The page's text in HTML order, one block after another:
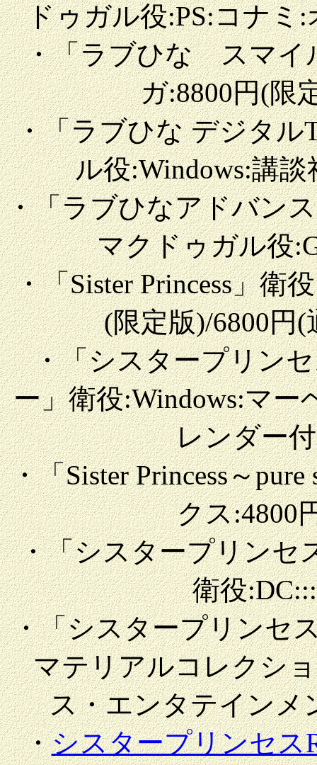
ドゥガル役:PS:コナミ:
・「ラブひな スマイ
ガ:8800円(限
・「ラブひな デジタル
ル役:Windows:講談
・「ラブひなアドバン
マクドゥガル役
・「Sister Princess」衛
(限定版)/6800円(
・「シスタープリン
ー」衛役:Windows:マー
レンダー
・「Sister Princess～
クス:4800
・「シスタープリンセ
衛役
・「シスタープリンセ
マテリアルコレクシ
ス・エンタテインメ
・シスタープリンセス